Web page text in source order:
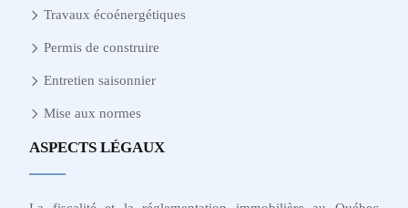
Travaux écoénergétiques
Permis de construire
Entretien saisonnier
Mise aux normes
ASPECTS LÉGAUX